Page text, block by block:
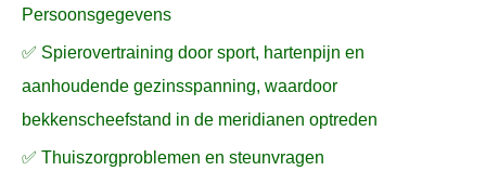
Persoonsgegevens
✅ Spierovertraining door sport, hartenpijn en
aanhoudende gezinsspanning, waardoor
bekkenscheefstand in de meridianen optreden
✅ Thuiszorgproblemen en steunvragen